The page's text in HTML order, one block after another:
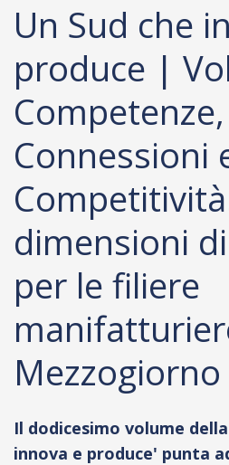
Un Sud che
produce |
Competenze,
Connessioni
dimensioni
per le filiere
Mezzogiorno
Il dodicesimo volume
innova e produce' punta